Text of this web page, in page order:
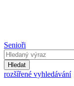
Senioři
Hledat
rozšířené vyhledávání